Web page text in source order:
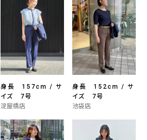
身長 157cm / サ
イズ 7号
淀屋橋店
身長 152cm / サ
イズ 7号
池袋店